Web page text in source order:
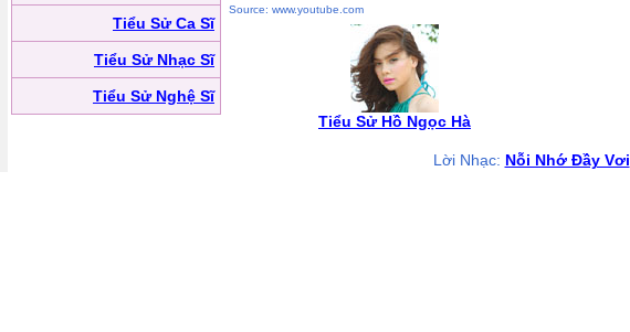
Tiểu Sử Ca Sĩ
Tiểu Sử Nhạc Sĩ
Tiểu Sử Nghệ Sĩ
Source: www.youtube.com
Tiểu Sử Hồ Ngọc Hà
Lời Nhạc: Nỗi Nhớ Đầy Vơi